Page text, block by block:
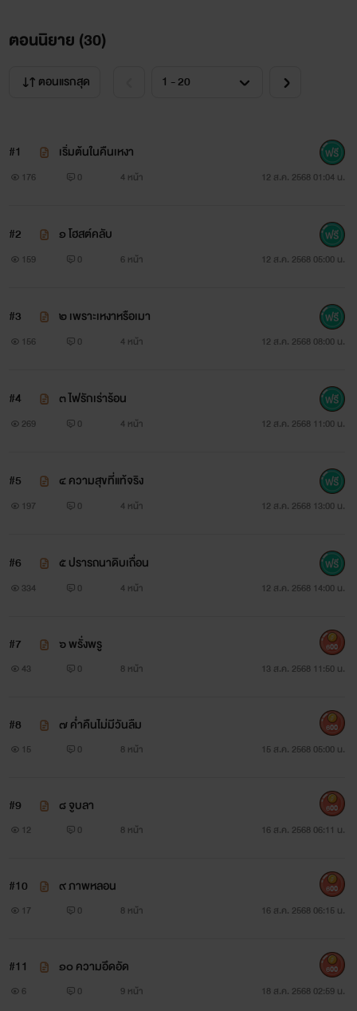
ตอนนิยาย (30)
ตอนแรกสุด
#1 เริ่มต้นในคืนเหงา
176 0 4 หน้า 12 ส.ค. 2568 01:04 น.
#2 ๑ โฮสต์คลับ
159 0 6 หน้า 12 ส.ค. 2568 05:00 น.
#3 ๒ เพราะเหงาหรือเมา
156 0 4 หน้า 12 ส.ค. 2568 08:00 น.
#4 ๓ ไฟรักเร่าร้อน
269 0 4 หน้า 12 ส.ค. 2568 11:00 น.
#5 ๔ ความสุขที่แท้จริง
197 0 4 หน้า 12 ส.ค. 2568 13:00 น.
#6 ๕ ปรารถนาดิบเถื่อน
334 0 4 หน้า 12 ส.ค. 2568 14:00 น.
#7 ๖ พรั่งพรู
43 0 8 หน้า 13 ส.ค. 2568 11:50 น.
600
#8 ๗ ค่ำคืนไม่มีวันลืม
15 0 8 หน้า 15 ส.ค. 2568 05:00 น.
600
#9 ๘ จูบลา
12 0 8 หน้า 16 ส.ค. 2568 06:11 น.
600
#10 ๙ ภาพหลอน
17 0 8 หน้า 16 ส.ค. 2568 06:15 น.
600
#11 ๑๐ ความอึดอัด
6 0 9 หน้า 18 ส.ค. 2568 02:59 น.
600